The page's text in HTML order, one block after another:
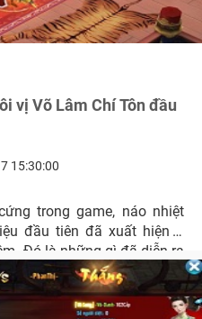
vị Võ Lâm Chí Tôn đầu
15:30:00
trong game, náo nhiệt
đầu tiên đã xuất hiện ở
Đó là những gì đã diễn ra
Kỳ Mobile từ đêm chung
hôm qua.